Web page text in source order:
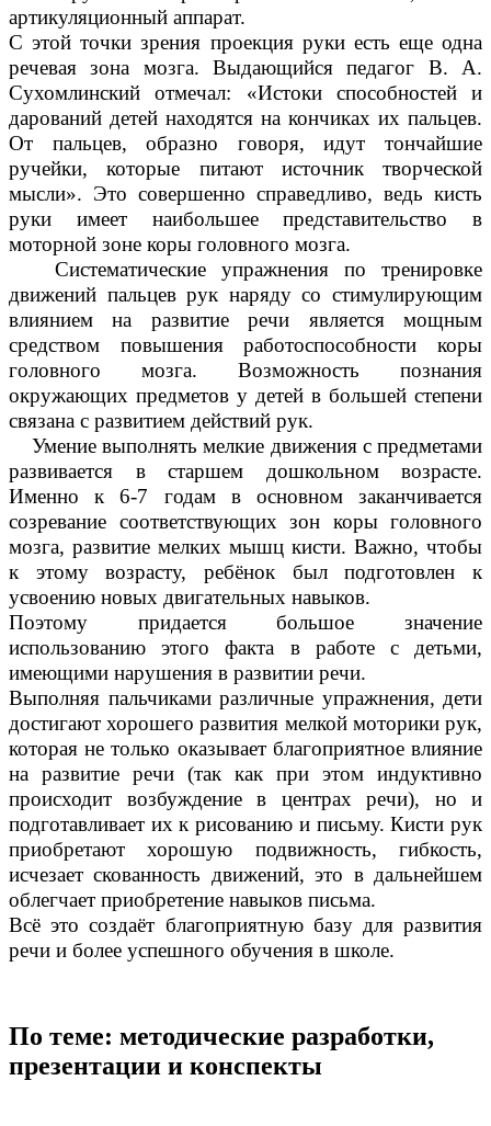
артикуляционный аппарат.
С этой точки зрения проекция руки есть еще одна
речевая зона мозга. Выдающийся педагог В. А.
Сухомлинский отмечал: «Истоки способностей и
дарований детей находятся на кончиках их пальцев.
От пальцев, образно говоря, идут тончайшие
ручейки, которые питают источник творческой
мысли». Это совершенно справедливо, ведь кисть
руки имеет наибольшее представительство в
моторной зоне коры головного мозга.
Систематические упражнения по тренировке
движений пальцев рук наряду со стимулирующим
влиянием на развитие речи является мощным
средством повышения работоспособности коры
головного мозга. Возможность познания
окружающих предметов у детей в большей степени
связана с развитием действий рук.
Умение выполнять мелкие движения с предметами
развивается в старшем дошкольном возрасте.
Именно к 6-7 годам в основном заканчивается
созревание соответствующих зон коры головного
мозга, развитие мелких мышц кисти. Важно, чтобы
к этому возрасту, ребёнок был подготовлен к
усвоению новых двигательных навыков.
Поэтому придается большое значение
использованию этого факта в работе с детьми,
имеющими нарушения в развитии речи.
Выполняя пальчиками различные упражнения, дети
достигают хорошего развития мелкой моторики рук,
которая не только оказывает благоприятное влияние
на развитие речи (так как при этом индуктивно
происходит возбуждение в центрах речи), но и
подготавливает их к рисованию и письму. Кисти рук
приобретают хорошую подвижность, гибкость,
исчезает скованность движений, это в дальнейшем
облегчает приобретение навыков письма.
Всё это создаёт благоприятную базу для развития
речи и более успешного обучения в школе.
По теме: методические разработки,
презентации и конспекты